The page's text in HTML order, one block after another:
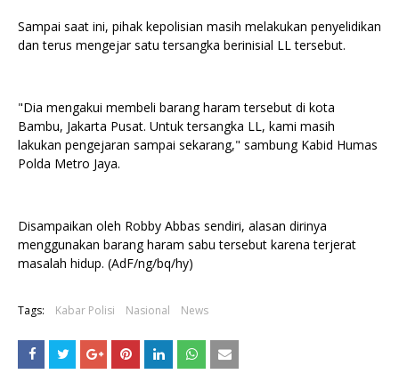
Sampai saat ini, pihak kepolisian masih melakukan penyelidikan
dan terus mengejar satu tersangka berinisial LL tersebut.
"Dia mengakui membeli barang haram tersebut di kota
Bambu, Jakarta Pusat. Untuk tersangka LL, kami masih
lakukan pengejaran sampai sekarang," sambung Kabid Humas
Polda Metro Jaya.
Disampaikan oleh Robby Abbas sendiri, alasan dirinya
menggunakan barang haram sabu tersebut karena terjerat
masalah hidup. (AdF/ng/bq/hy)
Tags: Kabar Polisi Nasional News